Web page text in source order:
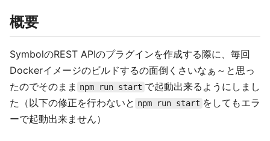
概要
SymbolのREST APIのプラグインを作成する際に、毎回
Dockerイメージのビルドするの面倒くさいなぁ～と思っ
たのでそのまま npm run start で起動出来るようにしまし
た（以下の修正を行わないと npm run start をしてもエラ
ーで起動出来ません）